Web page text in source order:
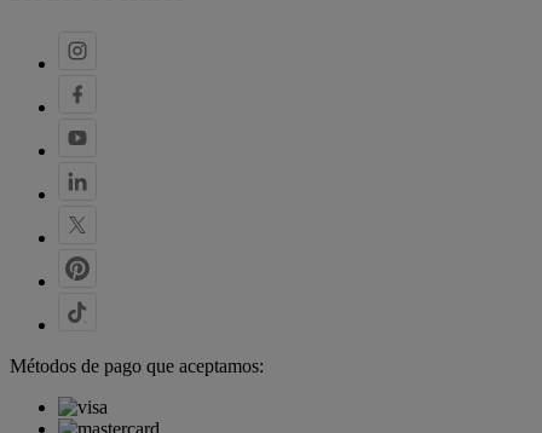
Métodos de pago que aceptamos: